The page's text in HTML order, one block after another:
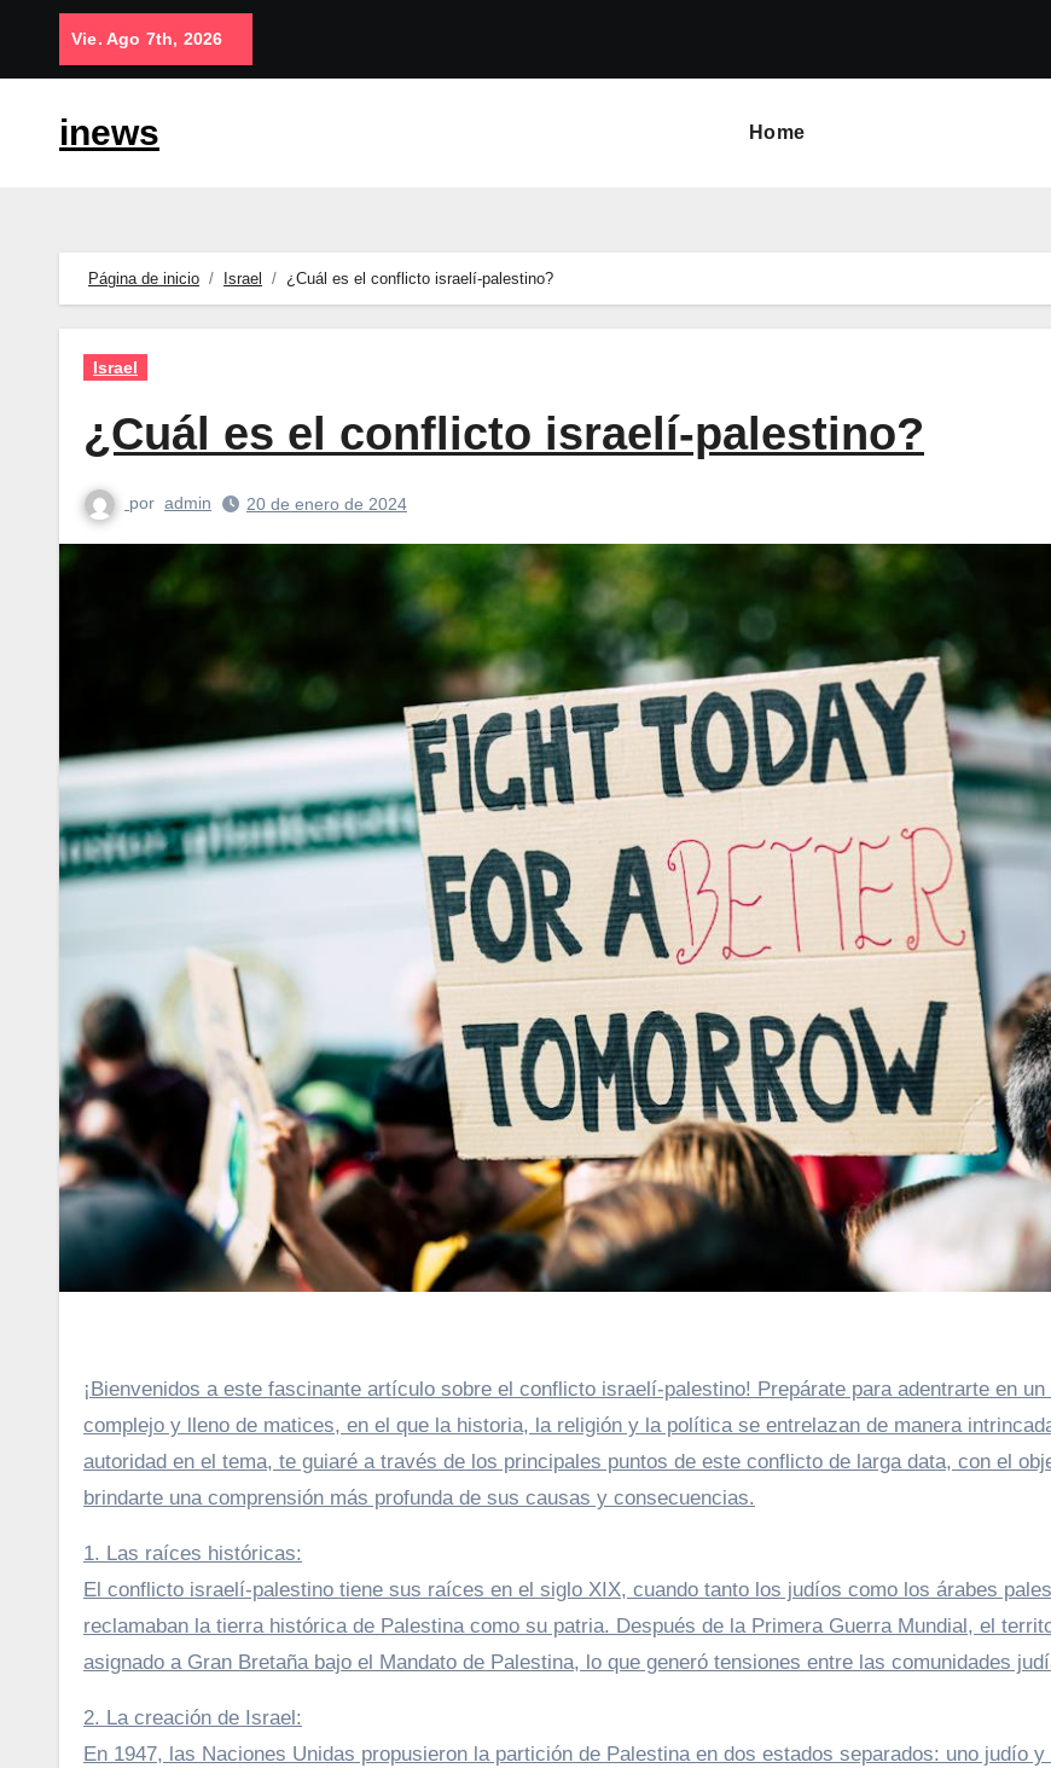
contenido
Vie. Ago 7th, 2026
inews Home
Página de inicio Israel ¿Cuál es el conflicto israelí-palestino?
Israel
¿Cuál es el conflicto israelí-palestino?
por admin 20 de enero de 2024
¡Bienvenidos a este fascinante artículo sobre el conflicto israelí-palestino! Prepárate para adentrarte en un
complejo y lleno de matices, en el que la historia, la religión y la política se entrelazan de manera
autoridad en el tema, te guiaré a través de los principales puntos de este conflicto de larga data, con el
brindarte una comprensión más profunda de sus causas y consecuencias.
1. Las raíces históricas:
El conflicto israelí-palestino tiene sus raíces en el siglo XIX, cuando tanto los judíos como los árabes
reclamaban la tierra histórica de Palestina como su patria. Después de la Primera Guerra Mundial, el
asignado a Gran Bretaña bajo el Mandato de Palestina, lo que generó tensiones entre las comunidades
2. La creación de Israel:
En 1947, las Naciones Unidas propusieron la partición de Palestina en dos estados separados: uno judío y